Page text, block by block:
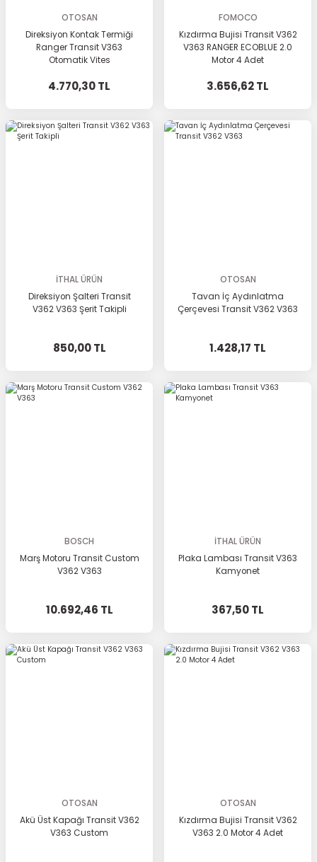
OTOSAN
Direksiyon Kontak Termiği
Ranger Transit V363
Otomatik Vites
4.770,30 TL
FOMOCO
Kızdırma Bujisi Transit V362
V363 RANGER ECOBLUE 2.0
Motor 4 Adet
3.656,62 TL
İTHAL ÜRÜN
Direksiyon Şalteri Transit
V362 V363 Şerit Takipli
850,00 TL
OTOSAN
Tavan İç Aydınlatma
Çerçevesi Transit V362 V363
1.428,17 TL
BOSCH
Marş Motoru Transit Custom
V362 V363
10.692,46 TL
İTHAL ÜRÜN
Plaka Lambası Transit V363
Kamyonet
367,50 TL
OTOSAN
Akü Üst Kapağı Transit V362
V363 Custom
OTOSAN
Kızdırma Bujisi Transit V362
V363 2.0 Motor 4 Adet